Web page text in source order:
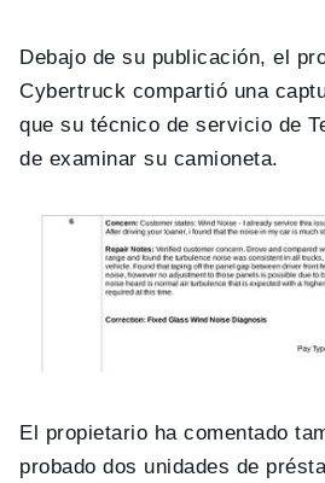
Debajo de su publicación, el
Cybertruck compartió una
que su técnico de servicio de
de examinar su camioneta.
El propietario ha comentado
probado dos unidades de